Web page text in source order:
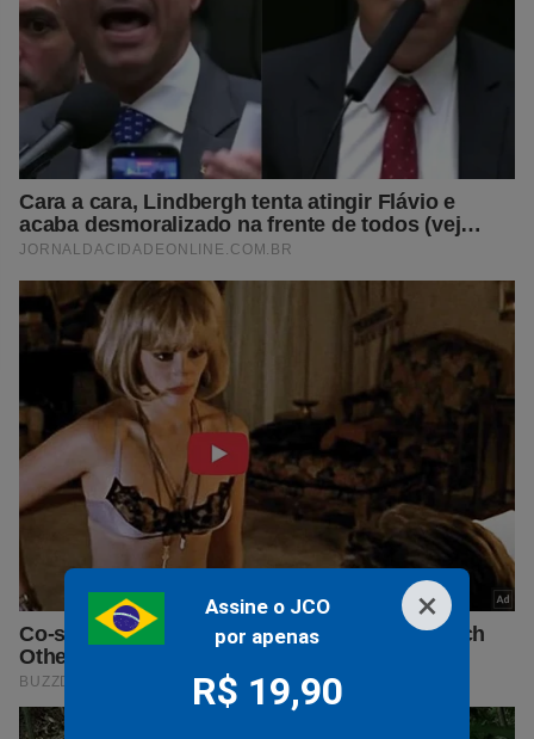
×
Assine o JCO
por apenas
R$ 19,90